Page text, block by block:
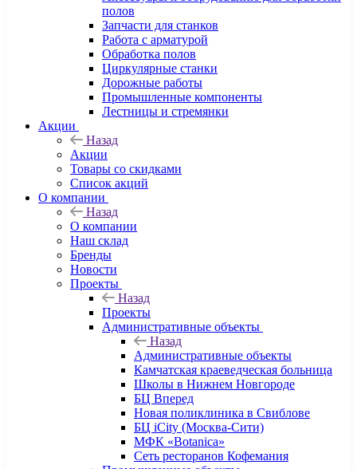
полов
Запчасти для станков
Работа с арматурой
Обработка полов
Циркулярные станки
Дорожные работы
Промышленные компоненты
Лестницы и стремянки
Акции
Назад
Акции
Товары со скидками
Список акций
О компании
Назад
О компании
Наш склад
Бренды
Новости
Проекты
Назад
Проекты
Административные объекты
Назад
Административные объекты
Камчатская краеведческая больница
Школы в Нижнем Новгороде
БЦ Вперед
Новая поликлиника в Свиблове
БЦ iCity (Москва-Сити)
МФК «Botanica»
Сеть ресторанов Кофемания